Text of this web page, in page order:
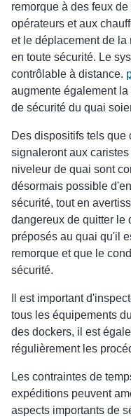
remorque à des feux
opérateurs et aux
et le déplacement de la
en toute sécurité. Le
contrôlable à distance.
augmente également
de sécurité du quai
Des dispositifs tels que
signaleront aux
niveleur de quai sont
désormais possible
sécurité, tout en
dangereux de quitter le
préposés au quai qu'il
remorque et que le
sécurité.
Il est important
tous les équipements
des dockers, il est
régulièrement les
Les contraintes de
expéditions peuvent
aspects importants de